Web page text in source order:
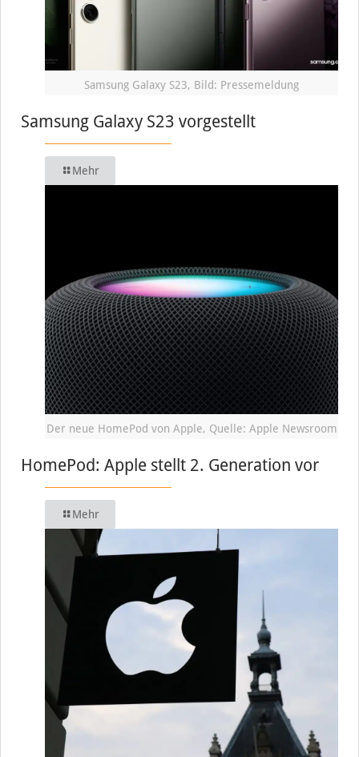
Samsung Galaxy S23, Bild: Pressemeldung
Samsung Galaxy S23 vorgestellt
Mehr
Der neue HomePod von Apple, Quelle: Apple Newsroom
HomePod: Apple stellt 2. Generation vor
Mehr